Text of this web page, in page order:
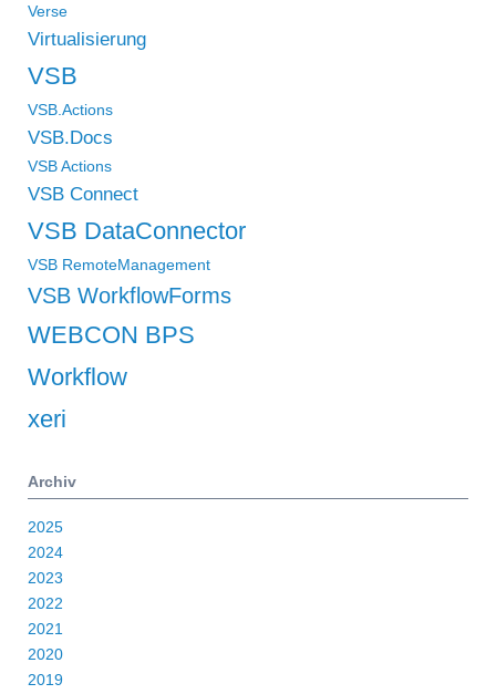
Verse
Virtualisierung
VSB
VSB.Actions
VSB.Docs
VSB Actions
VSB Connect
VSB DataConnector
VSB RemoteManagement
VSB WorkflowForms
WEBCON BPS
Workflow
xeri
Archiv
2025
2024
2023
2022
2021
2020
2019